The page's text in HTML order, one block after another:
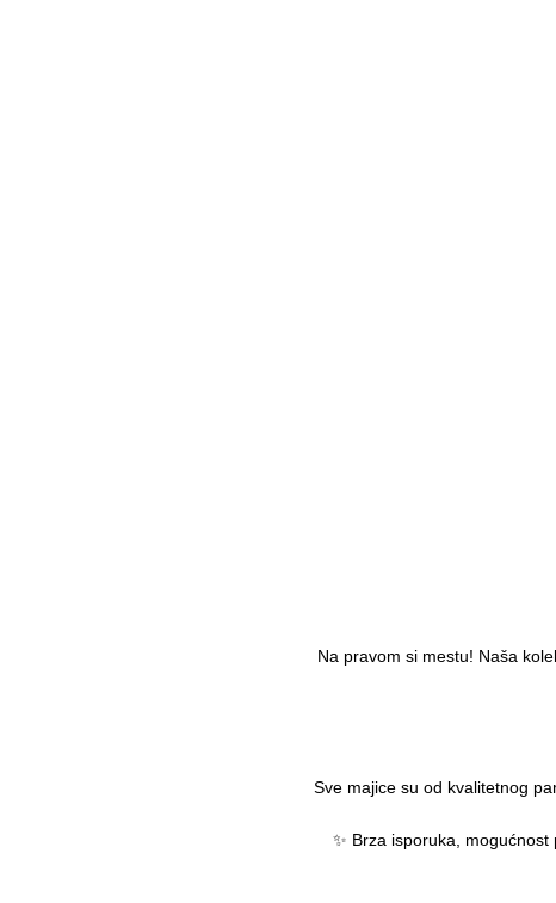
Na pravom si mestu! Naša
Sve majice su od kvalitetnog
✨ Brza isporuka,